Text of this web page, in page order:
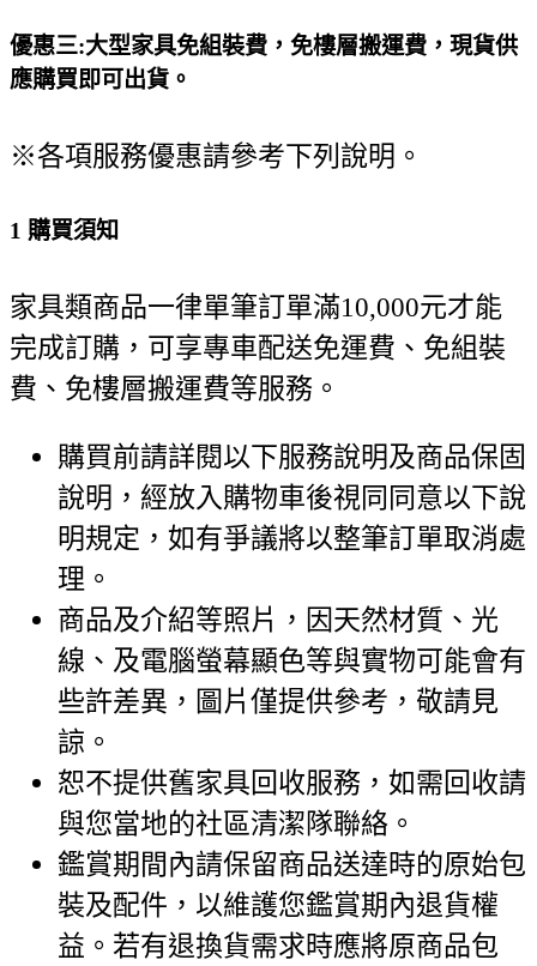
優惠三:大型家具免組裝費，免樓層搬運費，現貨供
應購買即可出貨。
※各項服務優惠請參考下列說明。
1 購買須知
家具類商品一律單筆訂單滿10,000元才能
完成訂購，可享專車配送免運費、免組裝
費、免樓層搬運費等服務。
購買前請詳閱以下服務說明及商品保固
說明，經放入購物車後視同同意以下說
明規定，如有爭議將以整筆訂單取消處
理。
商品及介紹等照片，因天然材質、光
線、及電腦螢幕顯色等與實物可能會有
些許差異，圖片僅提供參考，敬請見
諒。
恕不提供舊家具回收服務，如需回收請
與您當地的社區清潔隊聯絡。
鑑賞期間內請保留商品送達時的原始包
裝及配件，以維護您鑑賞期內退貨權
益。若有退換貨需求時應將原商品包